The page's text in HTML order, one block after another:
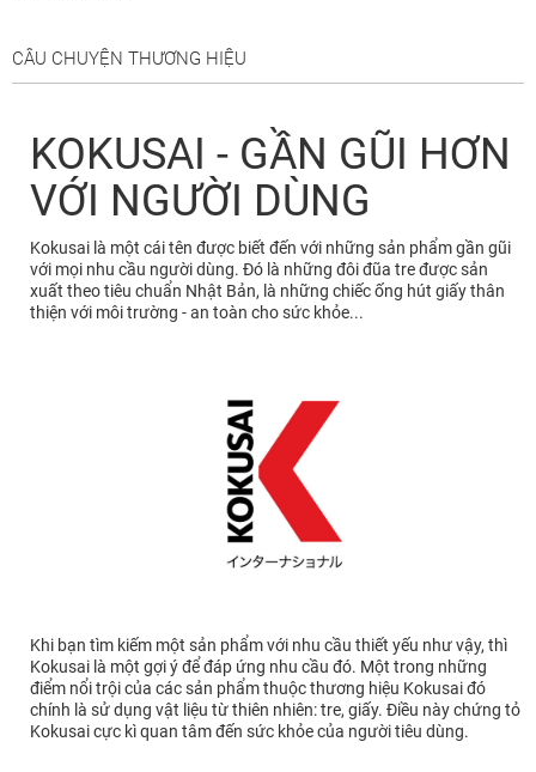
CÂU CHUYỆN THƯƠNG HIỆU
KOKUSAI - GẦN GŨI HƠN
VỚI NGƯỜI DÙNG
Kokusai là một cái tên được biết đến với những sản phẩm gần gũi
với mọi nhu cầu người dùng. Đó là những đôi đũa tre được sản
xuất theo tiêu chuẩn Nhật Bản, là những chiếc ống hút giấy thân
thiện với môi trường - an toàn cho sức khỏe...
Khi bạn tìm kiếm một sản phẩm với nhu cầu thiết yếu như vậy, thì
Kokusai là một gợi ý để đáp ứng nhu cầu đó. Một trong những
điểm nổi trội của các sản phẩm thuộc thương hiệu Kokusai đó
chính là sử dụng vật liệu từ thiên nhiên: tre, giấy. Điều này chứng tỏ
Kokusai cực kì quan tâm đến sức khỏe của người tiêu dùng.